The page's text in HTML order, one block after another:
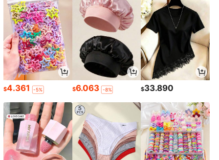
$4.361 -5% $6.063 -8% $33.890